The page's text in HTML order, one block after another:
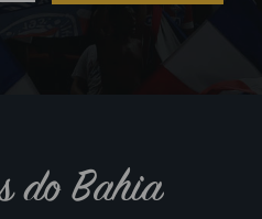
do Bahia